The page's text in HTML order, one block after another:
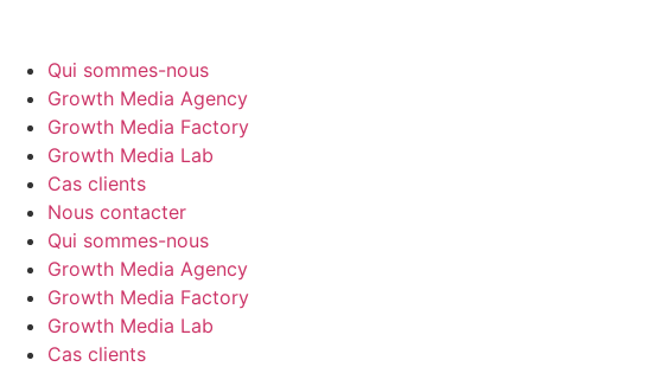
contenuQui sommes-nous
Growth Media Agency
Growth Media Factory
Growth Media Lab
Cas clients
Nous contacter
Qui sommes-nous
Growth Media Agency
Growth Media Factory
Growth Media Lab
Cas clients